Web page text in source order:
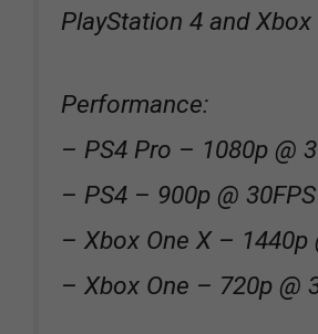
PlayStation 4 and Xbox
Performance:
– PS4 Pro – 1080p @
– PS4 – 900p @ 30FPS
– Xbox One X – 1440p
– Xbox One – 720p @